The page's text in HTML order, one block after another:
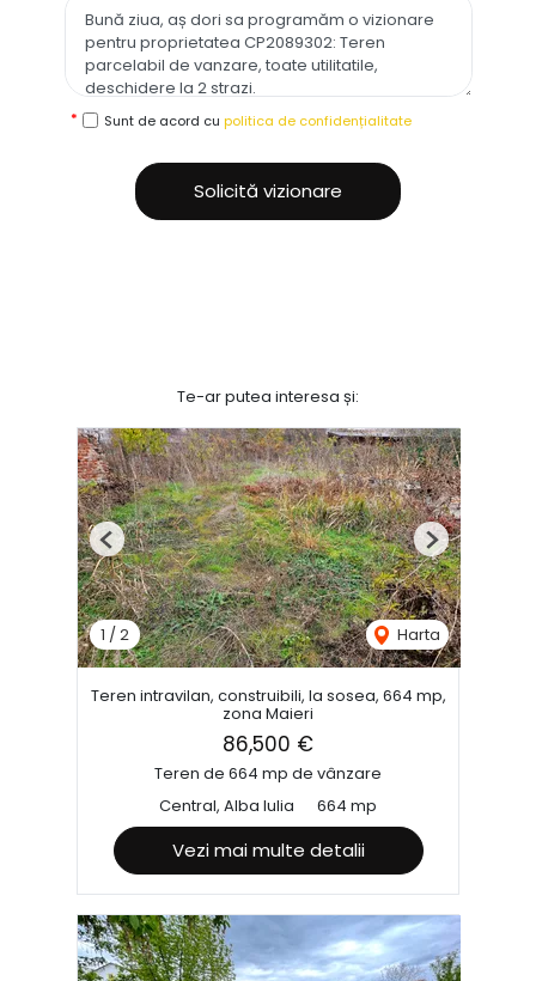
Sunt de acord cu politica de confidențialitate
Solicită vizionare
Te-ar putea interesa și:
1 / 2 Harta
Previous Next
Teren intravilan, construibili, la sosea, 664 mp,
zona Maieri
86,500 €
Teren de 664 mp de vânzare
Central, Alba Iulia
664 mp
Vezi mai multe detalii